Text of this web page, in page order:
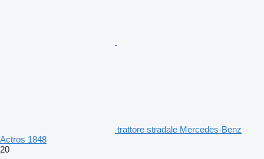
trattore stradale Mercedes-Benz
Actros 1848
20